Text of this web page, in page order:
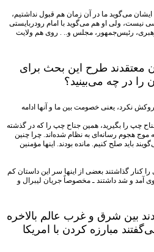
می‌گوید ما در آن زمان هم قبول نداشتیم،
نیست، ولی او هم می‌گوید با امام رودربایستی
رهبری، رئیس‌جمهور، مجلس و.. . روی هم ولایت
معتقدند طرح این بحث برای
در چه می‌بینید؟
نکرد، یعنی خصومت بین ما و آنها ادامه
چپ را بگیرید، همین جناح چپ را که در گذشته
موج هجوم رسانه‌ای به نظام شده‌اند. چرا چنین
می‌گویند باید صلح کنیم. مانده بودند. اینها مؤمنین
کنار گذاشتند بعضی از اینها سر این داستان کم
آمد و شد داشتند ـ مخصوصاً جریان لیبرال و
بین شرق و غرب عالم بالاخره
مبارزه کردن با امریکا